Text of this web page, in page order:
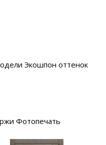
Экошпон оттенок
Фотопечать